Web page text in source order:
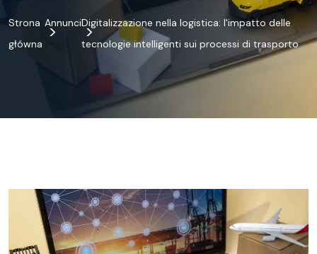
Strona
główna
AnnunciDigitalizzazione nella logistica: l'impatto delle
tecnologie intelligenti sui processi di trasporto